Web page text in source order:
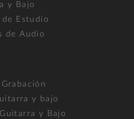
y Bajo
Estudio
de Audio
y bajo
y Bajo